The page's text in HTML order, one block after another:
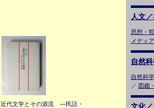
近代文学とその源流 ―民話・
人文
思想・
メディ
自然
自然科
／ 図鑑
文化